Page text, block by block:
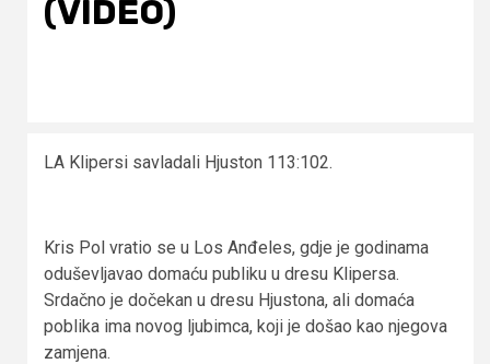
(VIDEO)
LA Klipersi savladali Hjuston 113:102.
Kris Pol vratio se u Los Anđeles, gdje je godinama
oduševljavao domaću publiku u dresu Klipersa.
Srdačno je dočekan u dresu Hjustona, ali domaća
poblika ima novog ljubimca, koji je došao kao njegova
zamjena.